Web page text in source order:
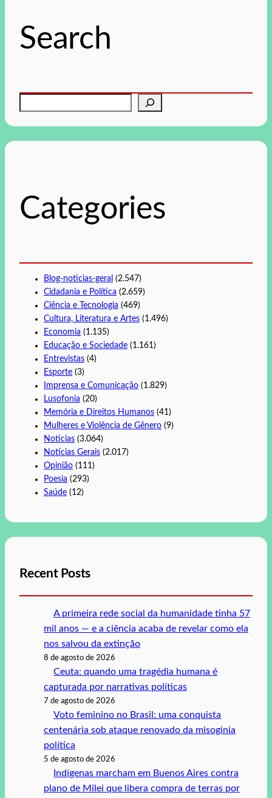
Search
aCategories
Blog-noticias-geral (2.547)
Cidadania e Política (2.659)
Ciência e Tecnologia (469)
Cultura, Literatura e Artes (1.496)
Economia (1.135)
Educação e Sociedade (1.161)
Entrevistas (4)
Esporte (3)
Imprensa e Comunicação (1.829)
Lusofonia (20)
Memória e Direitos Humanos (41)
Mulheres e Violência de Gênero (9)
Noticias (3.064)
Notícias Gerais (2.017)
Opinião (111)
Poesia (293)
Saúde (12)
Recent Posts
A primeira rede social da humanidade tinha 57
mil anos — e a ciência acaba de revelar como ela
nos salvou da extinção
8 de agosto de 2026
Ceuta: quando uma tragédia humana é
capturada por narrativas políticas
7 de agosto de 2026
Voto feminino no Brasil: uma conquista
centenária sob ataque renovado da misoginia
política
5 de agosto de 2026
Indígenas marcham em Buenos Aires contra
plano de Milei que libera compra de terras por